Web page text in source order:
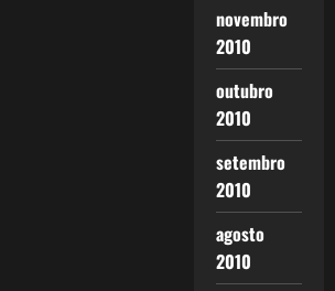
novembro
2010
outubro
2010
setembro
2010
agosto
2010